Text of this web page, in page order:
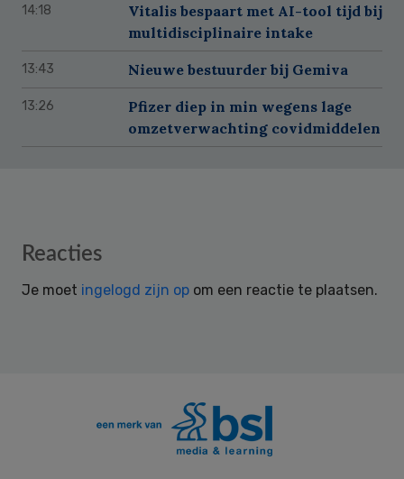
14:18
Vitalis bespaart met AI-tool tijd bij
multidisciplinaire intake
13:43 Nieuwe bestuurder bij Gemiva
13:26
Pfizer diep in min wegens lage
omzetverwachting covidmiddelen
Reader
Reacties
Je moet ingelogd zijn op om een reactie te plaatsen.